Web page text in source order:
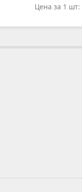
Цена за 1 шт: